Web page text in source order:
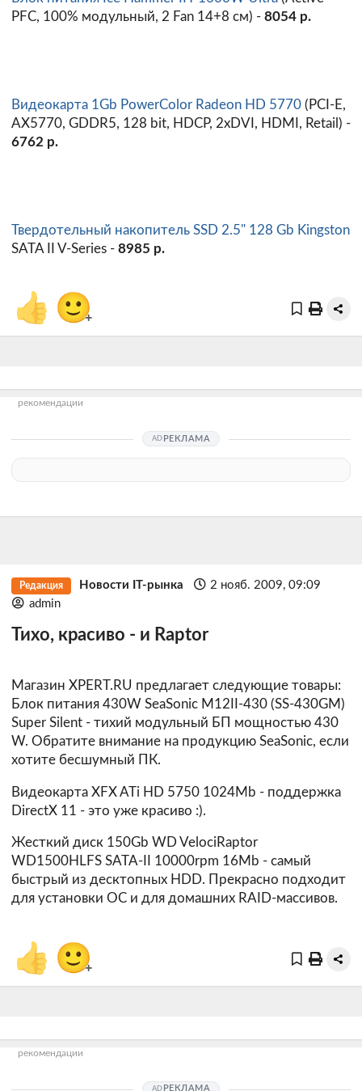
PFC, 100% модульный, 2 Fan 14+8 см) - 8054 р.
Видеокарта 1Gb PowerColor Radeon HD 5770 (PCI-E,
AX5770, GDDR5, 128 bit, HDCP, 2xDVI, HDMI, Retail) -
6762 р.
Твердотельный накопитель SSD 2.5" 128 Gb Kingston
SATA II V-Series - 8985 р.
👍 🙂+
рекомендации
РЕКЛАМА
Редакция Новости IT-рынка
2 нояб. 2009, 09:09
admin
Тихо, красиво - и Raptor
Магазин XPERT.RU предлагает следующие товары:
Блок питания 430W SeaSonic M12II-430 (SS-430GM)
Super Silent - тихий модульный БП мощностью 430
W. Обратите внимание на продукцию SeaSonic, если
хотите бесшумный ПК.
Видеокарта XFX ATi HD 5750 1024Mb - поддержка
DirectX 11 - это уже красиво :).
Жесткий диск 150Gb WD VelociRaptor
WD1500HLFS SATA-II 10000rpm 16Mb - самый
быстрый из десктопных HDD. Прекрасно подходит
для установки ОС и для домашних RAID-массивов.
👍 🙂+
рекомендации
РЕКЛАМА